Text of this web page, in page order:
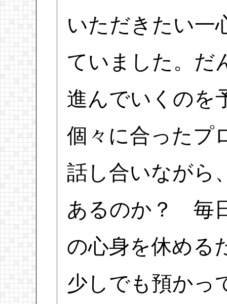
いただきたい一
ていました。だ
進んでいくのを
個々に合ったプ
話し合いながら
あるのか？ 毎
の心身を休める
少しでも預かっ